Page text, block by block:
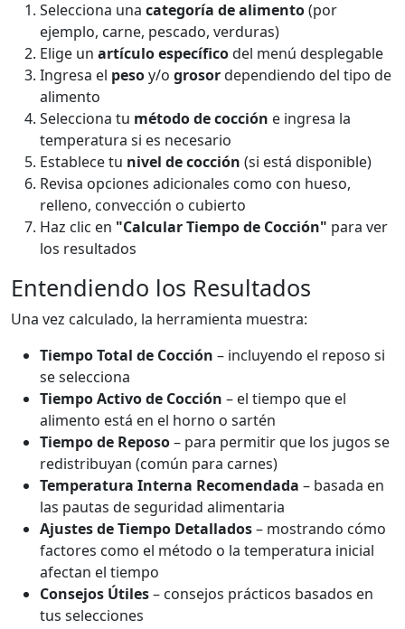
Selecciona una categoría de alimento(por
ejemplo, carne, pescado, verduras)
Elige un artículo específicodel menú desplegable
Ingresa el pesoy/o grosordependiendo del tipo de
alimento
Selecciona tu método de cocción e ingresa la
temperatura si es necesario
Establece tu nivel de cocción (si está disponible)
Revisa opciones adicionales como con hueso,
relleno, convección o cubierto
Haz clic en "Calcular Tiempo de Cocción" para ver
los resultados
Entendiendo los Resultados
Una vez calculado, la herramienta muestra:
Tiempo Total de Cocción – incluyendo el reposo si
se selecciona
Tiempo Activo de Cocción – el tiempo que el
alimento está en el horno o sartén
Tiempo de Reposo– para permitir que los jugos se
redistribuyan (común para carnes)
Temperatura Interna Recomendada – basada en
las pautas de seguridad alimentaria
Ajustes de Tiempo Detallados– mostrando cómo
factores como el método o la temperatura inicial
afectan el tiempo
Consejos Útiles– consejos prácticos basados en
tus selecciones